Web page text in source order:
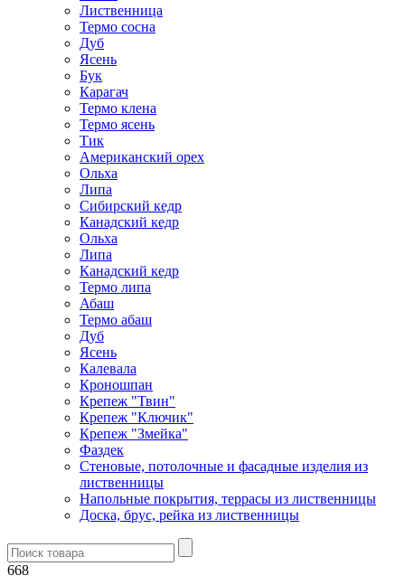
Лиственница
Термо сосна
Дуб
Ясень
Бук
Карагач
Термо клена
Термо ясень
Тик
Американский орех
Ольха
Липа
Сибирский кедр
Канадский кедр
Ольха
Липа
Канадский кедр
Термо липа
Абаш
Термо абаш
Дуб
Ясень
Калевала
Кроношпан
Крепеж "Твин"
Крепеж "Ключик"
Крепеж "Змейка"
Фаздек
Стеновые, потолочные и фасадные изделия из
лиственницы
Напольные покрытия, террасы из лиственницы
Доска, брус, рейка из лиственницы
668